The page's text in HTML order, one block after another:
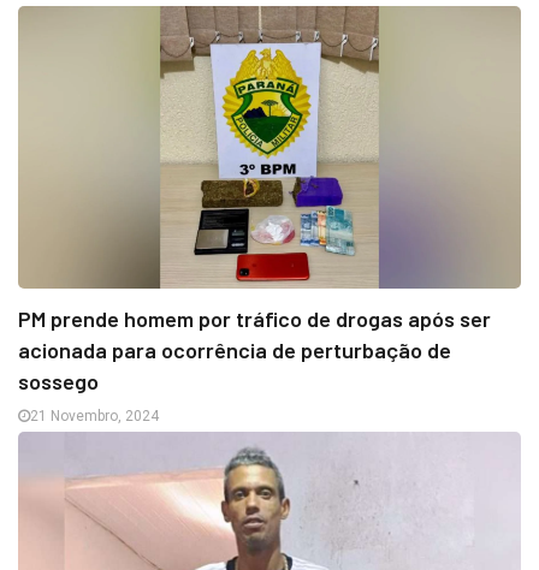
PM prende homem por tráfico de drogas após ser
acionada para ocorrência de perturbação de
sossego
21 Novembro, 2024